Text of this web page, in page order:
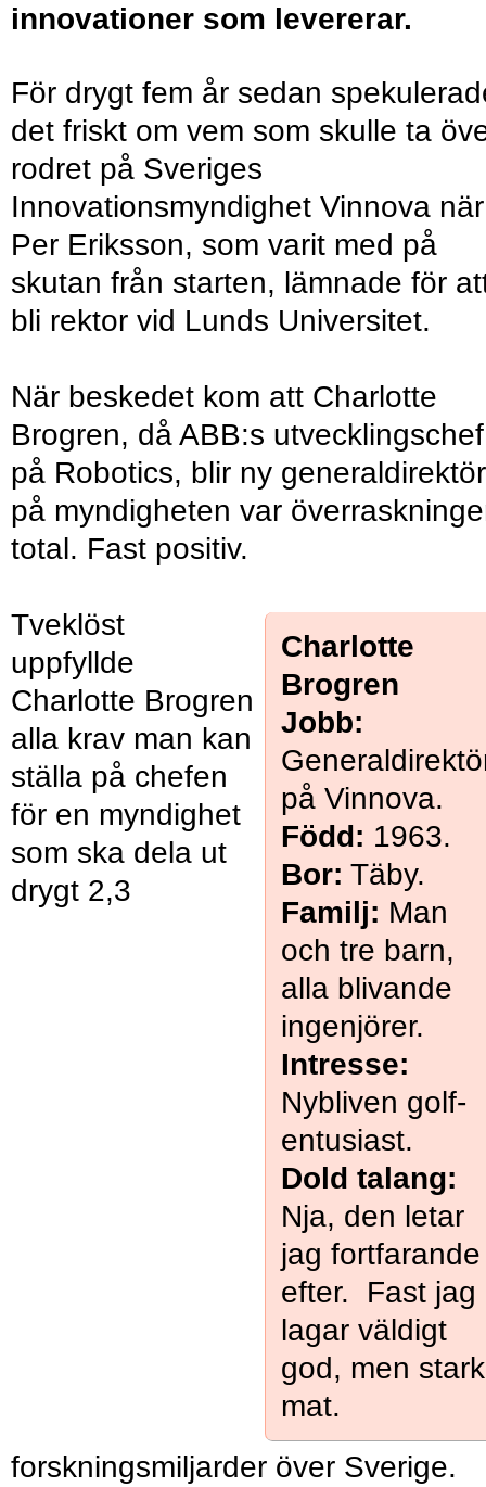
innovationer som levererar.
För drygt fem år sedan
det friskt om vem som skulle ta
rodret på Sveriges
Innovationsmyndighet Vinnova när
Per Eriksson, som varit med på
skutan från starten, lämnade för
bli rektor vid Lunds Universitet.
När beskedet kom att Charlotte
Brogren, då ABB:s utvecklingschef
på Robotics, blir ny generaldirektör
på myndigheten var
total. Fast positiv.
Charlotte
Brogren
Jobb:
på Vinnova.
Född: 1963.
Bor: Täby.
Familj: Man
och tre barn,
alla blivande
ingenjörer.
Intresse:
Nybliven golf-
entusiast.
Dold talang:
Nja, den letar
jag fortfarande
efter. Fast jag
lagar väldigt
god, men stark
mat.
Tveklöst
uppfyllde
Charlotte Brogren
alla krav man kan
ställa på chefen
för en myndighet
som ska dela ut
drygt 2,3
forskningsmiljarder över Sverige.